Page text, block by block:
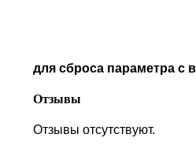
TVS
для сброса параметра
Отзывы
Отзывы отсутствуют.